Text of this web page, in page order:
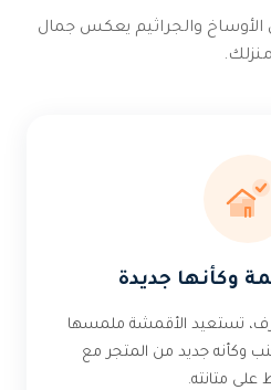
والجراثيم يعكس جمال
منزلك.
وكأنها جديدة
تستعيد الأقمشة ملمسها
وكأنه جديد من المتجر مع
على متانته.